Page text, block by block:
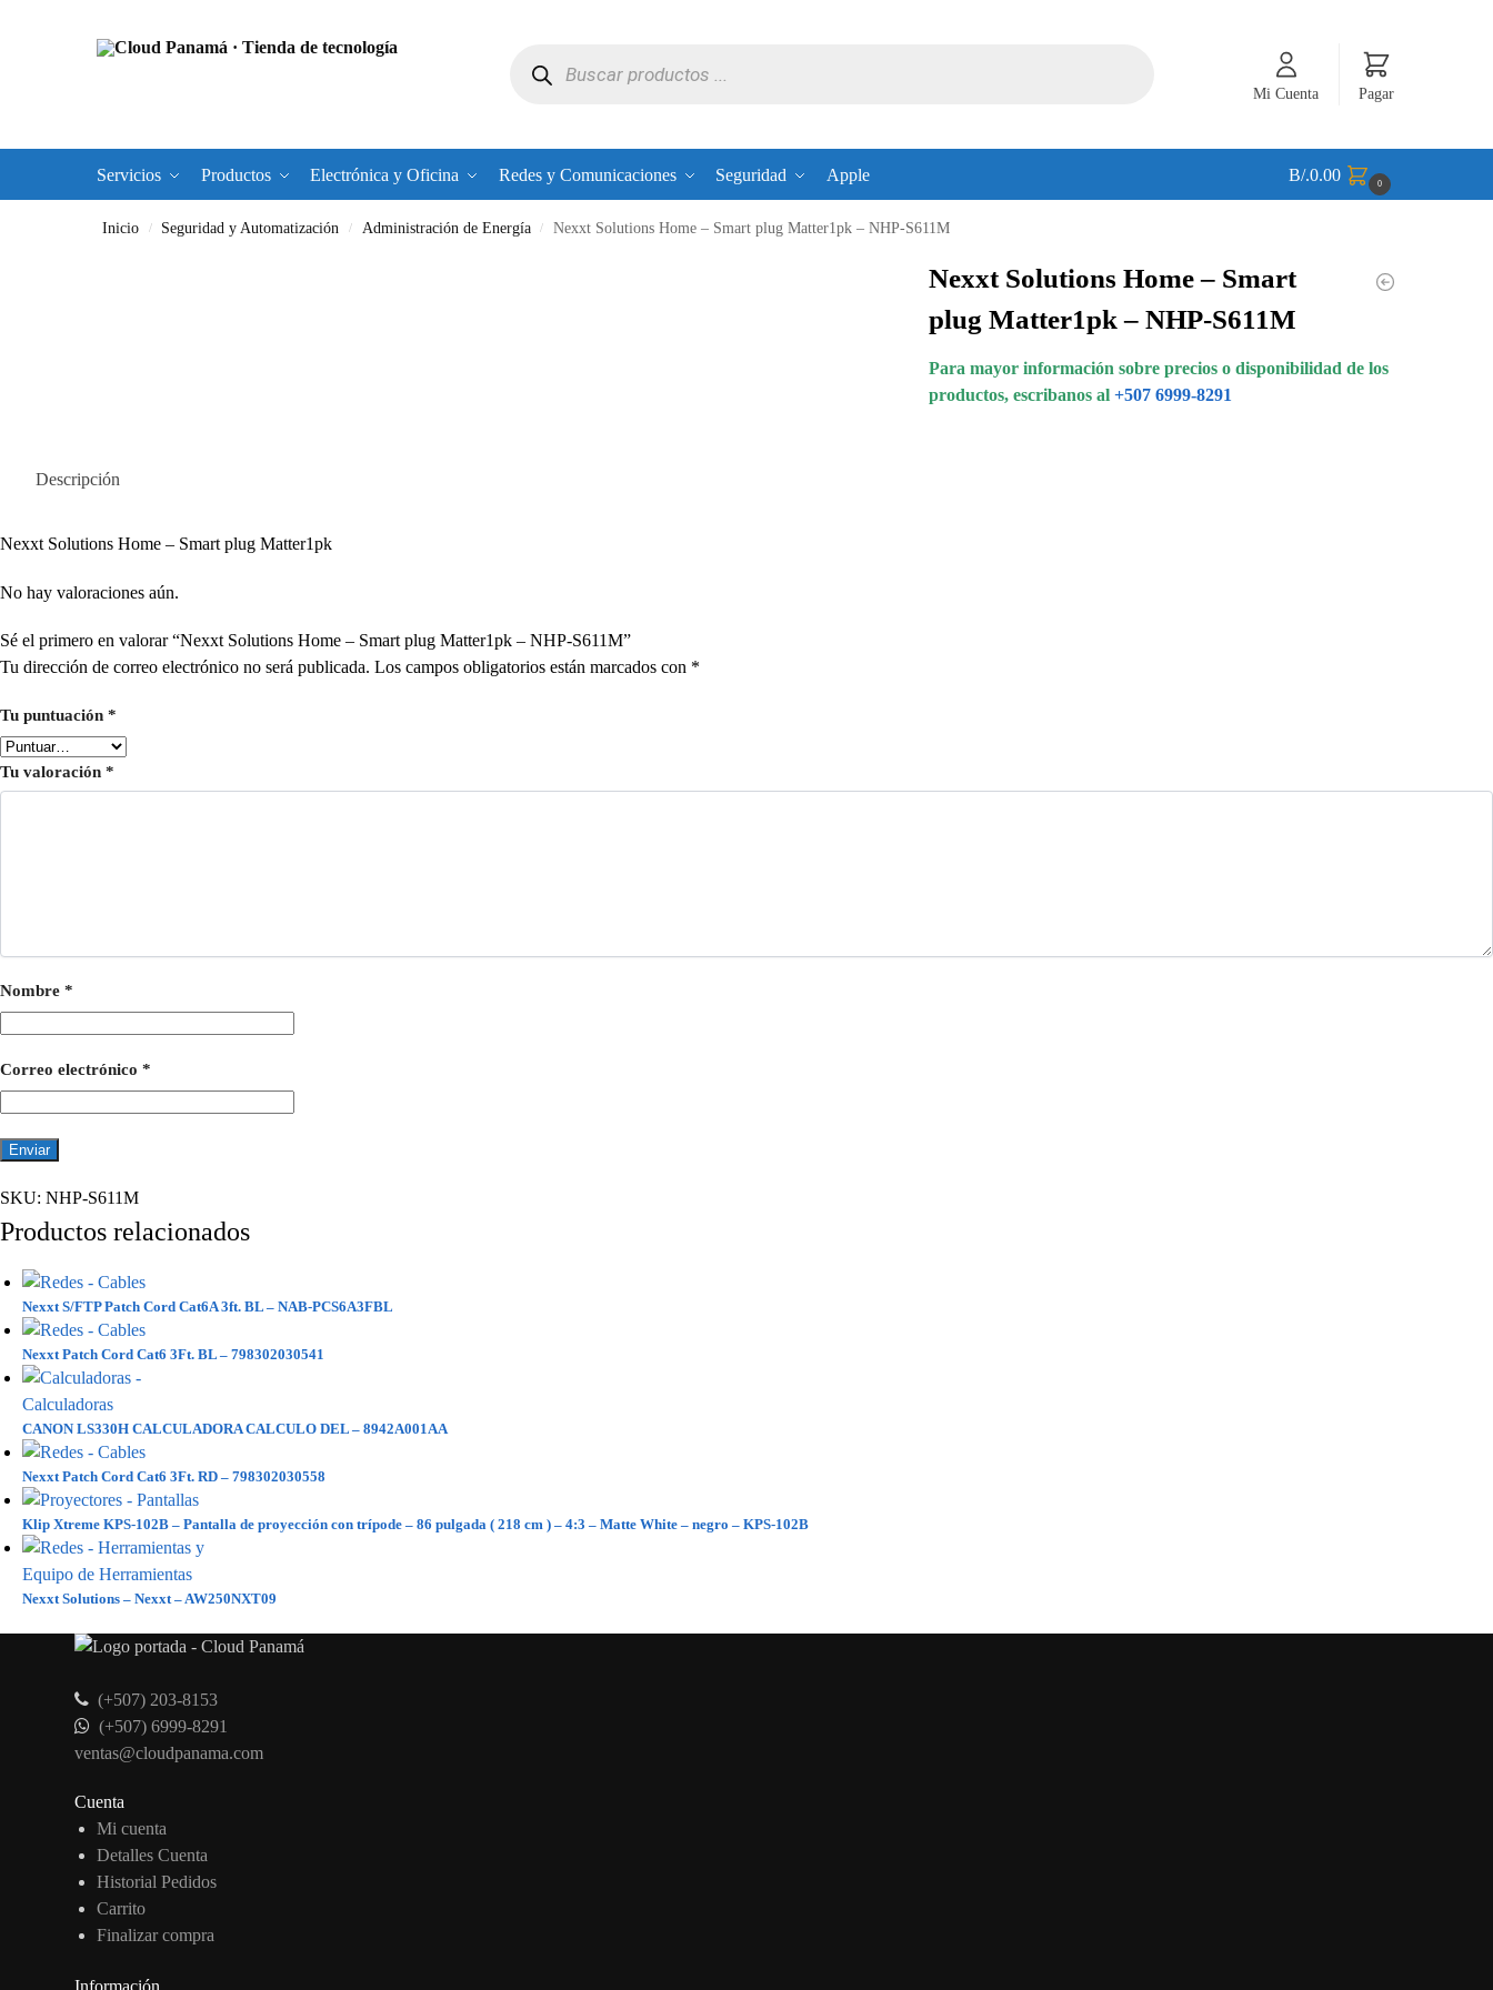
Mi Cuenta Pagar
Servicios Productos Electrónica y Oficina Redes y Comunicaciones Seguridad Apple B/.0.00 0
Inicio / Seguridad y Automatización / Administración de Energía / Nexxt Solutions Home – Smart plug Matter1pk – NHP-S611M
Nexxt Solutions Home – Smart
plug Matter1pk – NHP-S611M
Para mayor información sobre precios o disponibilidad de los
productos, escribanos al +507 6999-8291
Descripción
Nexxt Solutions Home – Smart plug Matter1pk
No hay valoraciones aún.
Sé el primero en valorar “Nexxt Solutions Home – Smart plug Matter1pk – NHP-S611M”
Tu dirección de correo electrónico no será publicada. Los campos obligatorios están marcados con *
Tu puntuación *
Tu valoración *
Nombre *
Correo electrónico *
SKU: NHP-S611M
Productos relacionados
Nexxt S/FTP Patch Cord Cat6A 3ft. BL – NAB-PCS6A3FBL
Nexxt Patch Cord Cat6 3Ft. BL – 798302030541
CANON LS330H CALCULADORA CALCULO DEL – 8942A001AA
Nexxt Patch Cord Cat6 3Ft. RD – 798302030558
Klip Xtreme KPS-102B – Pantalla de proyección con trípode – 86 pulgada ( 218 cm ) – 4:3 – Matte White – negro – KPS-102B
Nexxt Solutions – Nexxt – AW250NXT09
(+507) 203-8153
(+507) 6999-8291
ventas@cloudpanama.com
Cuenta
Mi cuenta
Detalles Cuenta
Historial Pedidos
Carrito
Finalizar compra